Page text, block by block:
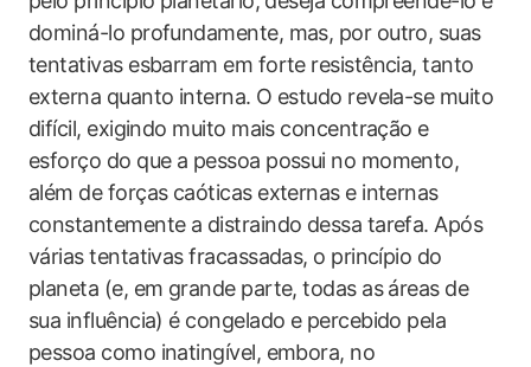
dominá-lo profundamente, mas, por outro, suas
tentativas esbarram em forte resistência, tanto
externa quanto interna. O estudo revela-se muito
difícil, exigindo muito mais concentração e
esforço do que a pessoa possui no momento,
além de forças caóticas externas e internas
constantemente a distraindo dessa tarefa. Após
várias tentativas fracassadas, o princípio do
planeta (e, em grande parte, todas as áreas de
sua influência) é congelado e percebido pela
pessoa como inatingível, embora, no